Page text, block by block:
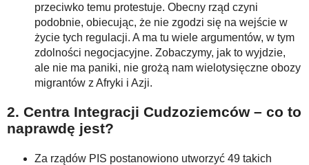
przeciwko temu protestuje. Obecny rząd czyni
podobnie, obiecując, że nie zgodzi się na wejście w
życie tych regulacji. A ma tu wiele argumentów, w tym
zdolności negocjacyjne. Zobaczymy, jak to wyjdzie,
ale nie ma paniki, nie grożą nam wielotysięczne obozy
migrantów z Afryki i Azji.
2. Centra Integracji Cudzoziemców – co to
naprawdę jest?
Za rządów PIS postanowiono utworzyć 49 takich